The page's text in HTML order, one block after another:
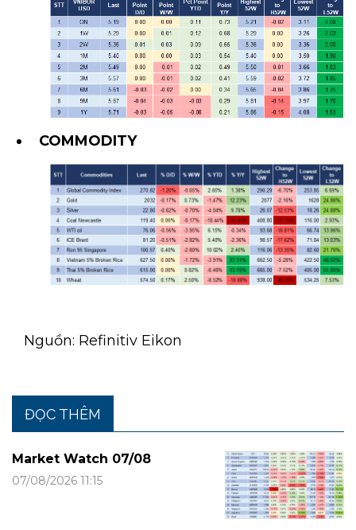
COMMODITY
Nguồn: Refinitiv Eikon
ĐỌC THÊM
Market Watch 07/08
07/08/2026 11:15